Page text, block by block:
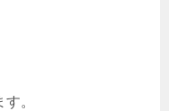
。